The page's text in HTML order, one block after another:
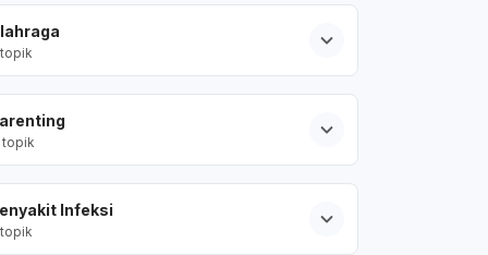
topik
topik
Infeksi
topik